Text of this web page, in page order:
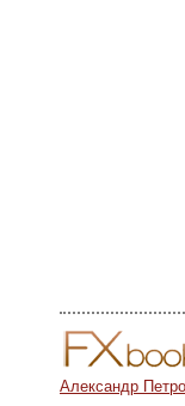
Александр